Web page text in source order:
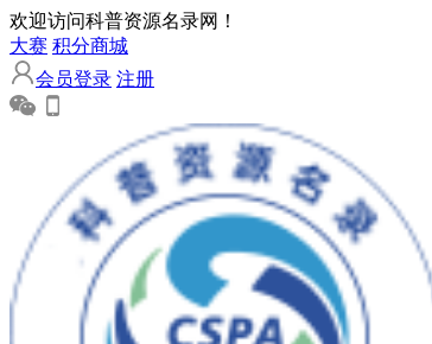
欢迎访问科普资源名录网！
大赛 积分商城
会员登录 注册